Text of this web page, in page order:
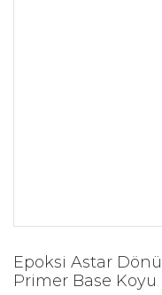
Epoksi Astar
Primer Base Koyu